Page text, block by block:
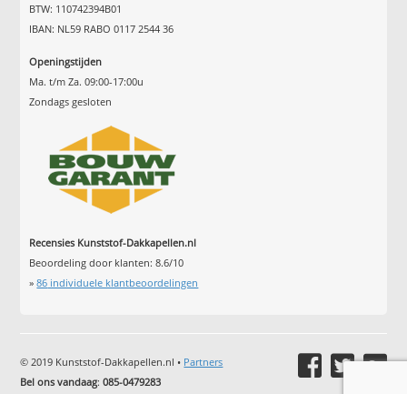
BTW: 110742394B01
IBAN: NL59 RABO 0117 2544 36
Openingstijden
Ma. t/m Za. 09:00-17:00u
Zondags gesloten
Recensies Kunststof-Dakkapellen.nl
Beoordeling door klanten:8.6/10
»86 individuele klantbeoordelingen
© 2019 Kunststof-Dakkapellen.nl • Partners
Bel ons vandaag:085-0479283